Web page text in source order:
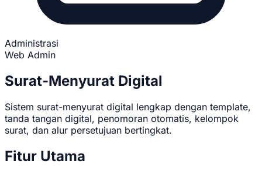
Administrasi
Web Admin
Surat-Menyurat Digital
Sistem surat-menyurat digital lengkap dengan template,
tanda tangan digital, penomoran otomatis, kelompok
surat, dan alur persetujuan bertingkat.
Fitur Utama